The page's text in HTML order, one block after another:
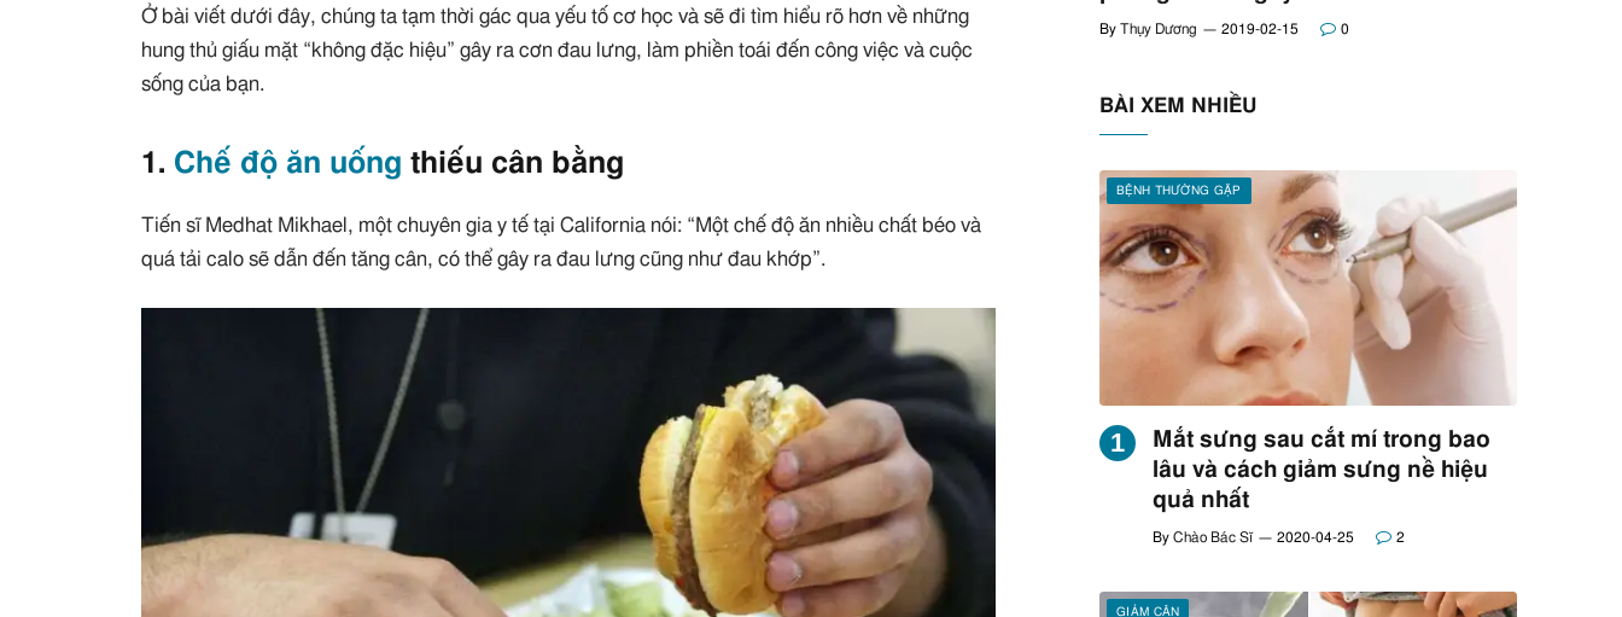
Ở bài viết dưới đây, chúng ta tạm thời gác qua yếu tố cơ học và sẽ đi tìm hiểu rõ hơn về những
hung thủ giấu mặt “không đặc hiệu” gây ra cơn đau lưng, làm phiền toái đến công việc và cuộc
sống của bạn.
1. Chế độ ăn uống thiếu cân bằng
Tiến sĩ Medhat Mikhael, một chuyên gia y tế tại California nói: “Một chế độ ăn nhiều chất béo và
quá tải calo sẽ dẫn đến tăng cân, có thể gây ra đau lưng cũng như đau khớp”.
By Thụy Dương 2019-02-15 0
BÀI XEM NHIỀU
BỆNH THƯỜNG GẶP
Mắt sưng sau cắt mí trong bao
lâu và cách giảm sưng nề hiệu
quả nhất
By Chào Bác Sĩ 2020-04-25 2
GIẢM CÂN